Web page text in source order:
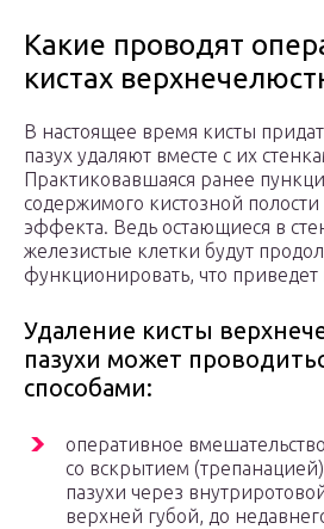
Какие проводят
кистах
В настоящее время кисты
пазух удаляют вместе с их
Практиковавшаяся ранее
содержимого кистозной
эффекта. Ведь остающиеся в
железистые клетки будут
функционировать, что приведет
Удаление кисты
пазухи может
способами:
оперативное
со вскрытием
пазухи через
верхней губой, до